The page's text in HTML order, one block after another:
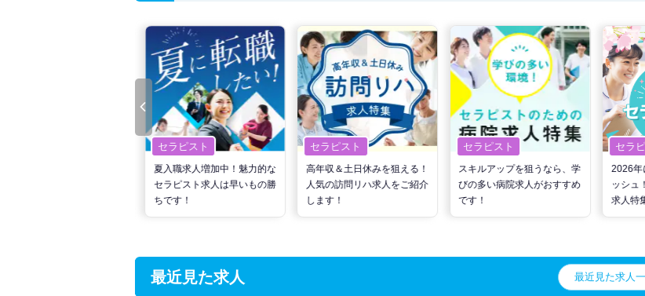
セラピスト
夏入職求人増加中！魅力的な
セラピスト求人は早いもの勝
ちです！
セラピスト
高年収＆土日休みを狙える！
人気の訪問リハ求人をご紹介
します！
セラピスト
スキルアップを狙うなら、学
びの多い病院求人がおすすめ
です！
セラ
2026年
ッシュ
求人特
最近見た求人 最近見た求人